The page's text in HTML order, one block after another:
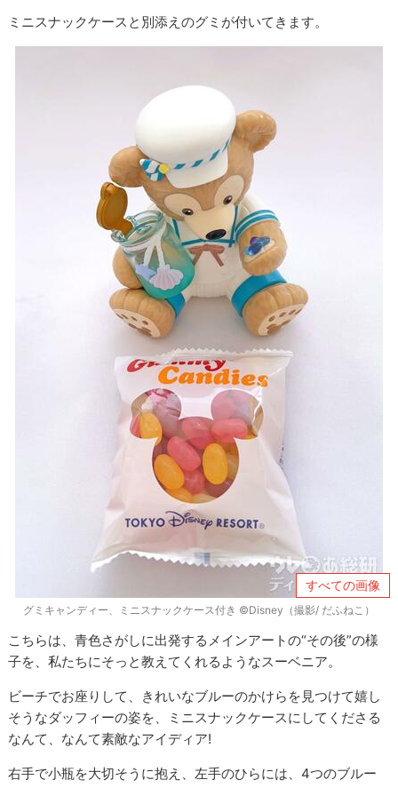
ミニスナックケースと別添えのグミが付いてきます。
すべての画像
グミキャンディー、ミニスナックケース付き ©Disney（撮影/ だふねこ）
こちらは、青色さがしに出発するメインアートの“その後”の様
子を、私たちにそっと教えてくれるようなスーベニア。
ビーチでお座りして、きれいなブルーのかけらを見つけて嬉し
そうなダッフィーの姿を、ミニスナックケースにしてくださる
なんて、なんて素敵なアイディア!
右手で小瓶を大切そうに抱え、左手のひらには、4つのブルー